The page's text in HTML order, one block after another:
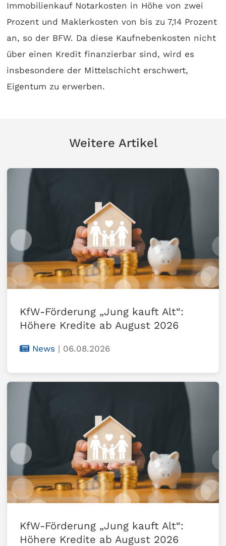
Immobilienkauf Notarkosten in Höhe von zwei
Prozent und Maklerkosten von bis zu 7,14 Prozent
an, so der BFW. Da diese Kaufnebenkosten nicht
über einen Kredit finanzierbar sind, wird es
insbesondere der Mittelschicht erschwert,
Eigentum zu erwerben.
Weitere Artikel
KfW-Förderung „Jung kauft Alt“:
Höhere Kredite ab August 2026
News | 06.08.2026
KfW-Förderung „Jung kauft Alt“:
Höhere Kredite ab August 2026